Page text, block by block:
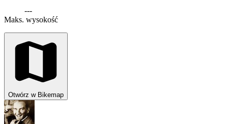
---
Maks. wysokość
Otwórz w Bikemap